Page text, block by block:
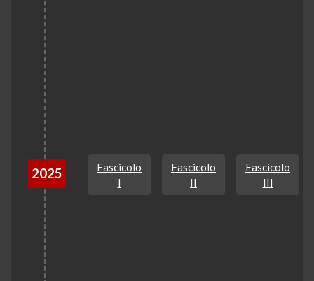
2025
Fascicolo
I
Fascicolo
II
Fascicolo
III